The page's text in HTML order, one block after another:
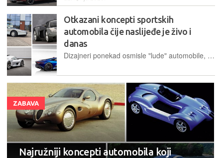
Otkazani koncepti sportskih
automobila čije naslijeđe je živo i
danas
Dizajneri ponekad osmisle "lude" automobile, proizvođači ih javno prikažu, no ispostavi se da su preskupi, neizvedivi ili se ne uklapaju u planove tvrtke. Donosimo nekoliko istaknutih primjera
ZABAVA
Najružniji koncepti automobila koji